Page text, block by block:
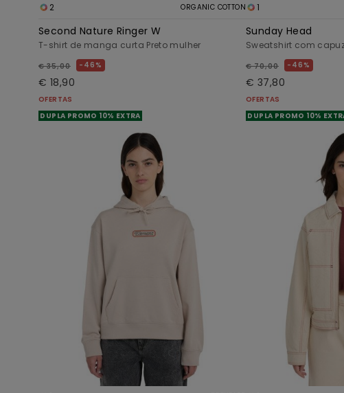
2 ORGANIC COTTON
Second Nature Ringer W
T-shirt de manga curta Preto mulher
€ 35,00 46%
€ 18,90
OFERTAS
DUPLA PROMO 10% EXTRA
1
Sunday Head
Sweatshirt com
€ 70,00 46%
€ 37,80
OFERTAS
DUPLA PROMO 10%